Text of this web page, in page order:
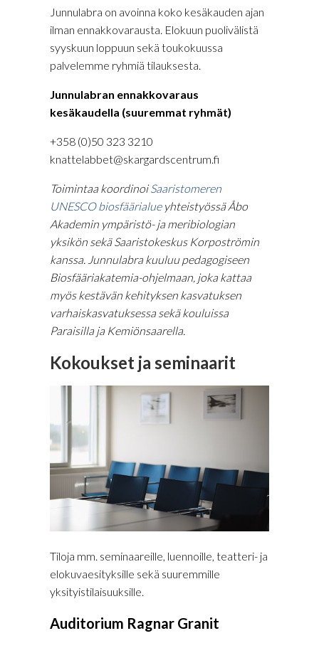
Junnulabra on avoinna koko kesäkauden ajan
ilman ennakkovarausta. Elokuun puolivälistä
syyskuun loppuun sekä toukokuussa
palvelemme ryhmiä tilauksesta.
Junnulabran ennakkovaraus
kesäkaudella (suuremmat ryhmät)
+358 (0)50 323 3210
knattelabbet@skargardscentrum.fi
Toimintaa koordinoiSaaristomeren
UNESCO biosfäärialueyhteistyössä Åbo
Akademin ympäristö- ja meribiologian
yksikön sekä Saaristokeskus Korpoströmin
kanssa. Junnulabra kuuluu pedagogiseen
Biosfääriakatemia-ohjelmaan, joka kattaa
myös kestävän kehityksen kasvatuksen
varhaiskasvatuksessa sekä kouluissa
Paraisilla ja Kemiönsaarella.
Kokoukset ja seminaarit
Tiloja mm. seminaareille, luennoille, teatteri- ja
elokuvaesityksille sekä suuremmille
yksityistilaisuuksille.
Auditorium Ragnar Granit